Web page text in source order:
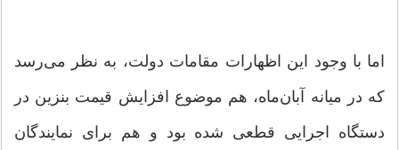
اما با وجود این اظهارات مقامات دولت، به نظر می‌رسد
که در میانه آبان‌ماه، هم موضوع افزایش قیمت بنزین در
دستگاه اجرایی قطعی شده بود و هم برای نمایندگان